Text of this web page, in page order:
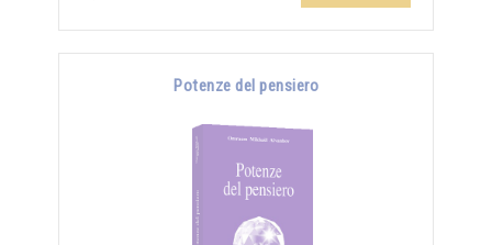
Potenze del pensiero